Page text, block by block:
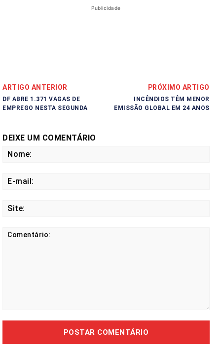
Publicidade
ARTIGO ANTERIOR
DF ABRE 1.371 VAGAS DE
EMPREGO NESTA SEGUNDA
PRÓXIMO ARTIGO
INCÊNDIOS TÊM MENOR
EMISSÃO GLOBAL EM 24 ANOS
DEIXE UM COMENTÁRIO